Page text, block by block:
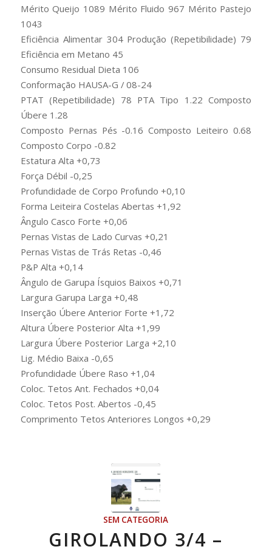
Mérito Queijo 1089 Mérito Fluido 967 Mérito Pastejo
1043
Eficiência Alimentar 304 Produção (Repetibilidade) 79
Eficiência em Metano 45
Consumo Residual Dieta 106
Conformação HAUSA-G / 08-24
PTAT (Repetibilidade) 78 PTA Tipo 1.22 Composto
Úbere 1.28
Composto Pernas Pés -0.16 Composto Leiteiro 0.68
Composto Corpo -0.82
Estatura Alta +0,73
Força Débil -0,25
Profundidade de Corpo Profundo +0,10
Forma Leiteira Costelas Abertas +1,92
Ângulo Casco Forte +0,06
Pernas Vistas de Lado Curvas +0,21
Pernas Vistas de Trás Retas -0,46
P&P Alta +0,14
Ângulo de Garupa Ísquios Baixos +0,71
Largura Garupa Larga +0,48
Inserção Úbere Anterior Forte +1,72
Altura Úbere Posterior Alta +1,99
Largura Úbere Posterior Larga +2,10
Lig. Médio Baixa -0,65
Profundidade Úbere Raso +1,04
Coloc. Tetos Ant. Fechados +0,04
Coloc. Tetos Post. Abertos -0,45
Comprimento Tetos Anteriores Longos +0,29
SEM CATEGORIA
GIROLANDO 3/4 –